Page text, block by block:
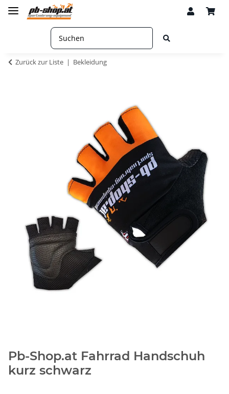
Zurück zur Liste Bekleidung
Pb-Shop.at Fahrrad Handschuh
kurz schwarz